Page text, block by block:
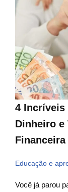
4 Incríveis
Dinheiro e
Financeira
Educação e
Você já parou